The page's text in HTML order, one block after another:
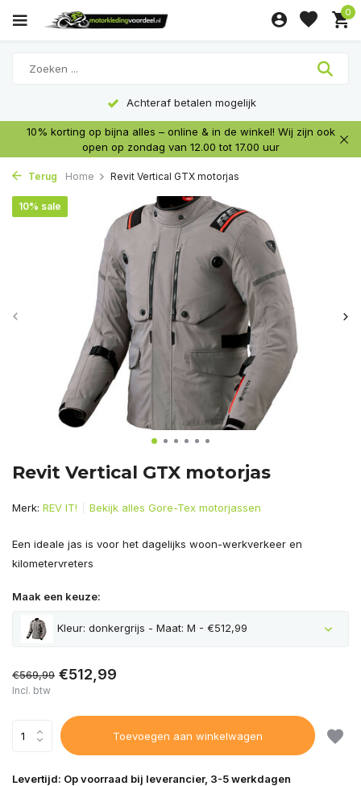
0
Achteraf betalen mogelijk
10% korting op bijna alles – online & in de winkel! Wij zijn ook
open op zondag van 12.00 tot 17.00 uur
Terug Home Revit Vertical GTX motorjas
Revit Vertical GTX motorjas
10% sale
Merk: REV IT! Bekijk alles Gore-Tex motorjassen
Een ideale jas is voor het dagelijks woon-werkverkeer en
kilometervreters
Maak een keuze:
Kleur: donkergrijs - Maat: M - €512,99
€569,99 €512,99
Incl. btw
Toevoegen aan winkelwagen
Levertijd: Op voorraad bij leverancier, 3-5 werkdagen